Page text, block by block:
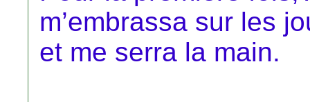
m’embrassa sur les
et me serra la main.